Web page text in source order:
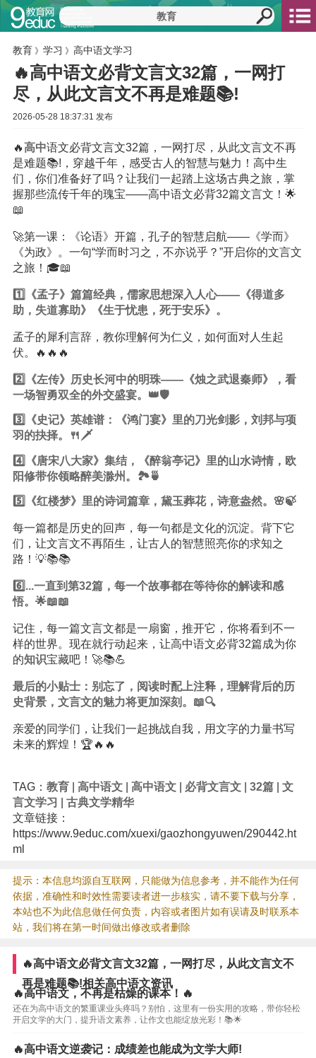
教育 》 学习 》 高中语文学习
🔥高中语文必背文言文32篇，一网打
尽，从此文言文不再是难题📚!
2026-05-28 18:37:31 发布
🔥高中语文必背文言文32篇，一网打尽，从此文言文不再
是难题📚!，穿越千年，感受古人的智慧与魅力！高中生
们，你们准备好了吗？让我们一起踏上这场古典之旅，掌
握那些流传千年的瑰宝——高中语文必背32篇文言文！🌟
📖
🚀第一课：《论语》开篇，孔子的智慧启航——《学而》
《为政》。一句“学而时习之，不亦说乎？”开启你的文言文
之旅！🎓📖
1️⃣《孟子》篇篇经典，儒家思想深入人心——《得道多
助，失道寡助》《生于忧患，死于安乐》。
孟子的犀利言辞，教你理解何为仁义，如何面对人生起
伏。🔥🔥🔥
2️⃣《左传》历史长河中的明珠——《烛之武退秦师》，看
一场智勇双全的外交盛宴。👑🛡️
3️⃣《史记》英雄谱：《鸿门宴》里的刀光剑影，刘邦与项
羽的抉择。🍴🗡️
4️⃣《唐宋八大家》集结，《醉翁亭记》里的山水诗情，欧
阳修带你领略醉美滁州。🏞️🍵
5️⃣《红楼梦》里的诗词篇章，黛玉葬花，诗意盎然。🌸🍃
每一篇都是历史的回声，每一句都是文化的沉淀。背下它
们，让文言文不再陌生，让古人的智慧照亮你的求知之
路！💡📚📚
6️⃣...一直到第32篇，每一个故事都在等待你的解读和感
悟。🌟📖📖
记住，每一篇文言文都是一扇窗，推开它，你将看到不一
样的世界。现在就行动起来，让高中语文必背32篇成为你
的知识宝藏吧！🚀📚💪
最后的小贴士：别忘了，阅读时配上注释，理解背后的历
史背景，文言文的魅力将更加深刻。📖🔍
亲爱的同学们，让我们一起挑战自我，用文字的力量书写
未来的辉煌！🏆🔥🔥
TAG： 教育| 高中语文| 高中语文| 必背文言文| 32篇| 文
言文学习
古典文学精华
文章链接：
https://www.9educ.com/xuexi/gaozhongyuwen/290442.ht
ml
提示：本信息均源自互联网，只能做为信息参考，并不能作为任何
依据，准确性和时效性需要读者进一步核实，请不要下载与分享，
本站也不为此信息做任何负责，内容或者图片如有误请及时联系本
站，我们将在第一时间做出修改或者删除
🔥高中语文必背文言文32篇，一网打尽，从此文言文不
再是难题📚!相关高中语文资讯
🔥高中语文，不再是枯燥的课本！🔥
还在为高中语文的繁重课业头疼吗？别怕，这里有一份实用的攻略，带你轻松
开启文学的大门，提升语文素养，让作文也能绽放光彩！📚🌟
🔥高中语文逆袭记：成绩差也能成为文学大师!